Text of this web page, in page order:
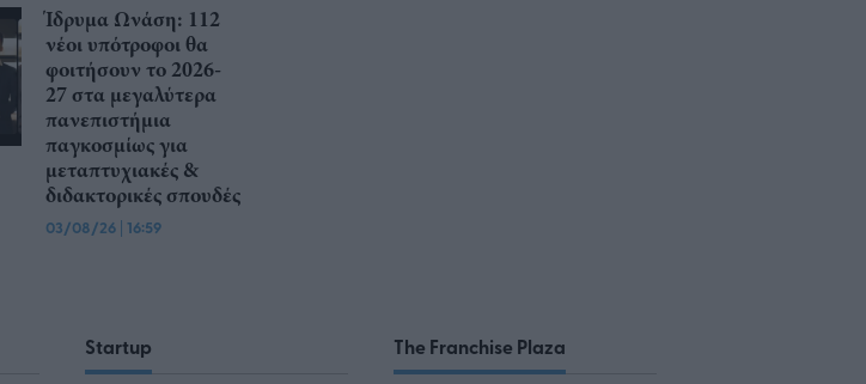
Ίδρυμα Ωνάση: 112
νέοι υπότροφοι θα
φοιτήσουν το 2026-
27 στα μεγαλύτερα
πανεπιστήμια
παγκοσμίως για
μεταπτυχιακές &
διδακτορικές σπουδές
03/08/26 | 16:59
Startup The Franchise Plaza